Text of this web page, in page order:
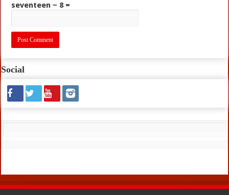
seventeen − 8 =
Social